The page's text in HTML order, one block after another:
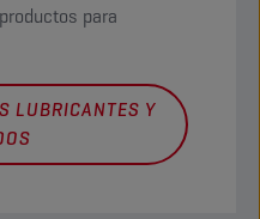
para
LUBRICANTES Y